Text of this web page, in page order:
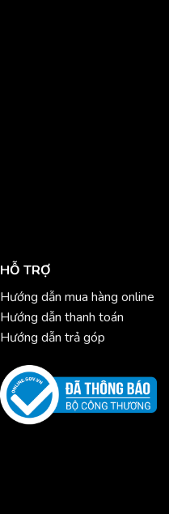
HỖ TRỢ
Hướng dẫn mua hàng online
Hướng dẫn thanh toán
Hướng dẫn trả góp